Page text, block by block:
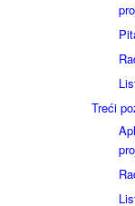
Treći